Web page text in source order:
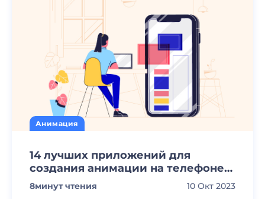
Анимация
14 лучших приложений для
создания анимации на телефоне
[2023]
8минут чтения 10 Окт 2023